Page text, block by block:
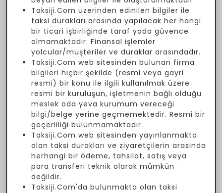
Taksiji.Com üzerinden edinilen bilgiler ile
taksi durakları arasında yapılacak her hangi
bir ticari işbirliğinde taraf yada güvence
olmamaktadır. Finansal işlemler
yolcular/müşteriler ve duraklar arasındadır.
Taksiji.Com web sitesinden bulunan firma
bilgileri hiçbir şekilde (resmi veya gayri
resmi) bir konu ile ilgili kullanılmak üzere
resmi bir kuruluşun, işletmenin bağlı olduğu
meslek oda yeva kurumum vereceği
bilgi/belge yerine geçmemektedir. Resmi bir
geçerliliği bulunmamaktadır.
Taksiji.Com web sitesinden yayınlanmakta
olan taksi durakları ve ziyaretçilerin arasında
herhangi bir ödeme, tahsilat, satış veya
para transferi teknik olarak mümkün
değildir.
Taksiji.Com'da bulunmakta olan taksi